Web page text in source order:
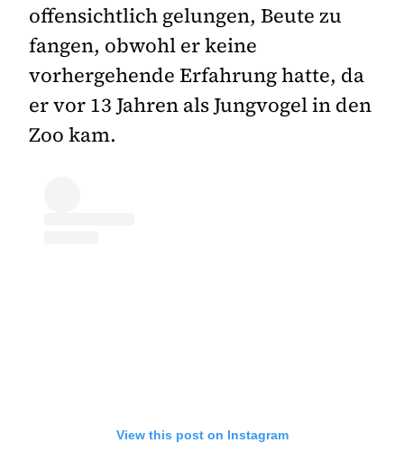
offensichtlich gelungen, Beute zu
fangen, obwohl er keine
vorhergehende Erfahrung hatte, da
er vor 13 Jahren als Jungvogel in den
Zoo kam.
View this post on Instagram